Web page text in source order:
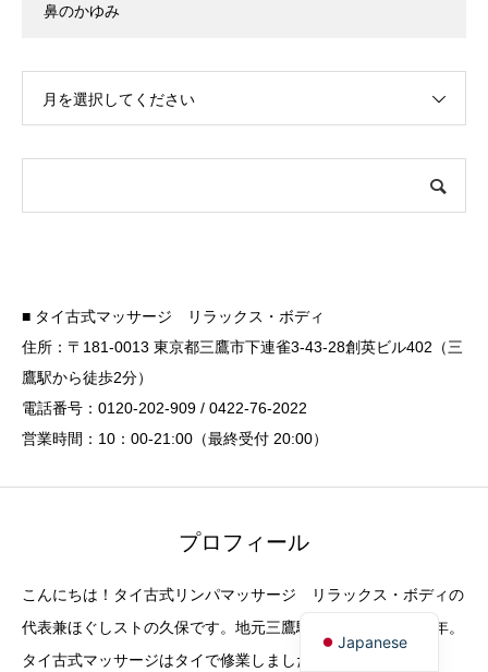
鼻のかゆみ
月を選択してください
■ タイ古式マッサージ リラックス・ボディ
住所：〒181-0013 東京都三鷹市下連雀3-43-28創英ビル402（三
鷹駅から徒歩2分）
電話番号：0120-202-909 / 0422-76-2022
営業時間：10：00-21:00（最終受付 20:00）
プロフィール
こんにちは！タイ古式リンパマッサージ リラックス・ボディの
代表兼ほぐしストの久保です。地元三鷹駅前で開業して１６年。
タイ古式マッサージはタイで修業しました。
Japanese